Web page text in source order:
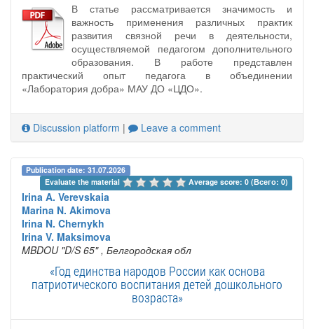
В статье рассматривается значимость и
важность применения различных практик
развития связной речи в деятельности,
осуществляемой педагогом дополнительного
образования. В работе представлен
практический опыт педагога в объединении
«Лаборатория добра» МАУ ДО «ЦДО».
Discussion platform | Leave a comment
Publication date: 31.07.2026
Evaluate the material
Average score: 0 (Всего: 0)
Irina A. Verevskaia
Marina N. Akimova
Irina N. Chernykh
Irina V. Maksimova
MBDOU "D/S 65" , Белгородская обл
«Год единства народов России как основа
патриотического воспитания детей дошкольного
возраста»